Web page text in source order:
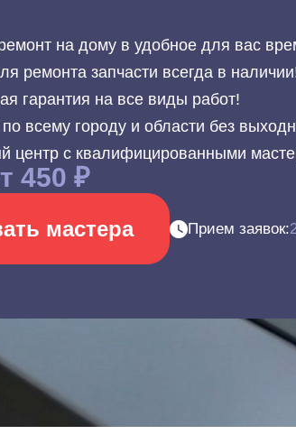
на дому в удобное для вас
ремонта запчасти всегда в
гарантия на все виды работ!
всему городу и области без
центр с квалифицированными
450 ₽
мастера Прием заявок: